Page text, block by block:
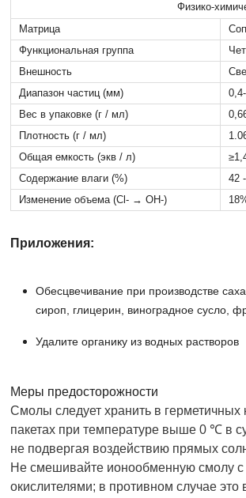
Физико-
Матрица
Функциональная группа
Внешность
Диапазон частиц (мм)
Вес в упаковке (г / мл)
Плотность (г / мл)
Общая емкость (экв / л)
Содержание влаги (%)
42
Изменение объема (Cl- → OH-)
Приложения:
Обесцвечивание при производстве
сироп, глицерин, виноградное сусло,
Удалите органику из водных растворов
Меры предосторожности
Смолы следует хранить в герметичных
пакетах при температуре выше 0 ℃ в
не подвергая воздействию прямых
Не смешивайте ионообменную смолу
окислителями; в противном случае это